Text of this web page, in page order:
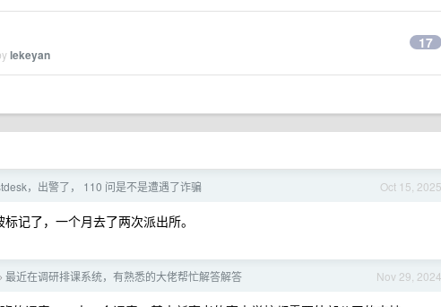
lekeyan
17
Oct 15, 2025
，出警了， 110 问是不是遭遇了诈骗
记了，一个月去了两次派出所。
Nov 29, 2024
› 最近在调研排课系统，有熟悉的大佬帮忙解答解答